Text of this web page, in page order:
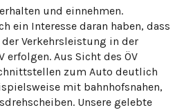
und einnehmen.
ein Interesse daran haben, dass
Verkehrsleistung in der
erfolgen. Aus Sicht des ÖV
zum Auto deutlich
mit bahnhofsnahen,
Unsere gelebte